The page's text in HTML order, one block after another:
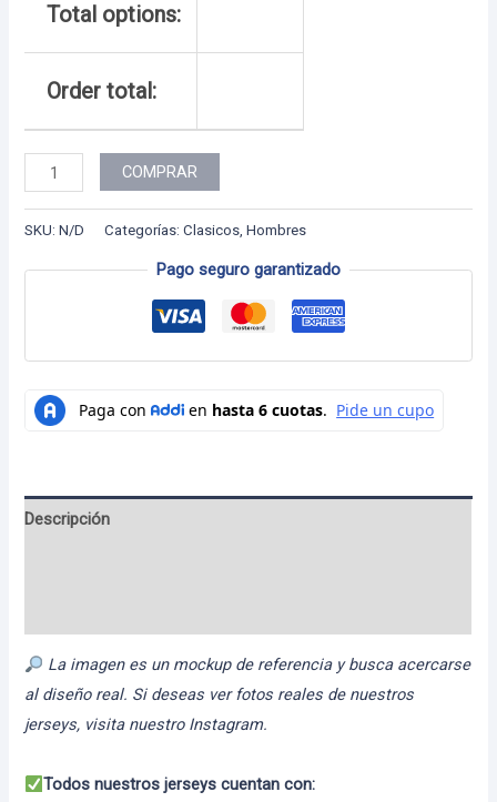
Total options:
Order total:
Hombre
-
36
COMPRAR
SKU:N/D Categorías:Clasicos ,Hombres
Pago seguro garantizado
Descripción
La imagen es un mockup de referencia y busca acercarse
al diseño real. Si deseas ver fotos reales de nuestros
jerseys, visita nuestro Instagram.
Todos nuestros jerseys cuentan con: